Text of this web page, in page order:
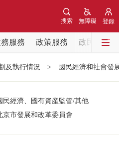
登錄
無障礙
搜索
服務 政策服務
政民互動
央精神
京要聞
及執行情況 > 國民經濟和社會發
民經濟、國有資産監管/其他
京市發展和改革委員會